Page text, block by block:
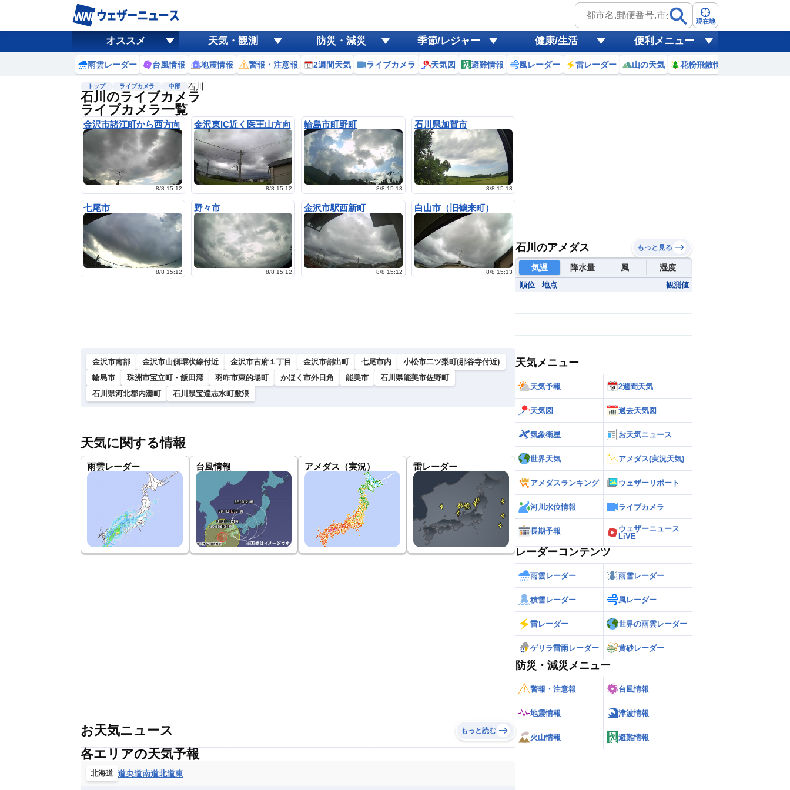
現在地
オススメ 天気・観測 防災・減災 季節/レジャー 健康/生活 便利メニュー
雨雲レーダー 台風情報 地震情報 警報・注意報 2週間天気 ライブカメラ 天気図 避難情報 風レーダー 雷レーダー 山の天気 花粉飛散情報
トップ ライブカメラ 中部 石川
石川のライブカメラ
ライブカメラ一覧
金沢市諸江町から西方向
8/8 15:12
金沢東IC近く医王山方向
8/8 15:12
輪島市町野町
8/8 15:13
石川県加賀市
8/8 15:13
七尾市
8/8 15:12
野々市
8/8 15:12
金沢市駅西新町
8/8 15:12
白山市（旧鶴来町）
8/8 15:13
金沢市南部 金沢市山側環状線付近 金沢市古府１丁目 金沢市割出町 七尾市内
小松市二ツ梨町(那谷寺付近)
輪島市
珠洲市宝立町・飯田湾 羽咋市東的場町 かほく市外日角 能美市
石川県能美市佐野町
石川県河北郡内灘町
石川県宝達志水町敷浪
天気に関する情報
雨雲レーダー 台風情報 アメダス（実況） 雷レーダー
お天気ニュース もっと読む
各エリアの天気予報
北海道 道央道南道北道東
石川のアメダス もっと見る
気温 降水量 風 湿度
順位 地点 観測値
天気メニュー
天気予報 2週間天気
天気図 過去天気図
気象衛星 お天気ニュース
世界天気 アメダス(実況天気)
アメダスランキング ウェザーリポート
河川水位情報 ライブカメラ
長期予報
ウェザーニュース
LiVE
レーダーコンテンツ
雨雲レーダー 雨雪レーダー
積雪レーダー 風レーダー
雷レーダー 世界の雨雲レーダー
ゲリラ雷雨レーダー 黄砂レーダー
防災・減災メニュー
警報・注意報 台風情報
地震情報 津波情報
火山情報 避難情報